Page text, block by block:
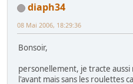
diaph34
08 Mai 2006, 18:29:36
Bonsoir,
personellement, je tracte
l'avant mais sans les roulettes